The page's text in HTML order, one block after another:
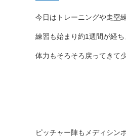
今日はトレーニングや走塁
練習も始まり約1週間が経ち
体力もそろそろ戻ってきて
ピッチャー陣もメディシン